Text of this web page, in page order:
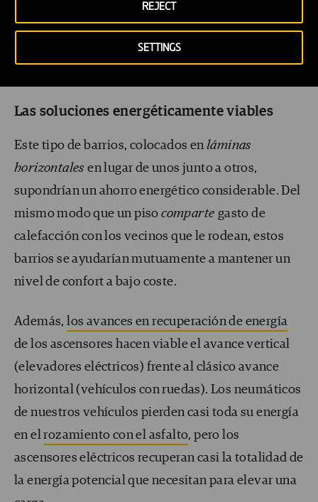
SETTINGS
REJECT
La diferencia con la actualidad es que, en lugar de
vivir en el Distrito de Chamberí, lo haríamos en la
Las soluciones energéticamente viables
Este tipo de barrios, colocados enláminas
horizontalesen lugar de unos junto a otros,
supondrían un ahorro energético considerable. Del
mismo modo que un pisocomparte gasto de
calefacción con los vecinos que le rodean, estos
barrios se ayudarían mutuamente a mantener un
nivel de confort a bajo coste.
Además,los avances en recuperación de energía
de los ascensores hacen viable el avance vertical
(elevadores eléctricos) frente al clásico avance
horizontal (vehículos con ruedas). Los neumáticos
de nuestros vehículos pierden casi toda su energía
en elrozamiento con el asfalto, pero los
ascensores eléctricos recuperan casi la totalidad de
la energía potencial que necesitan para elevar una